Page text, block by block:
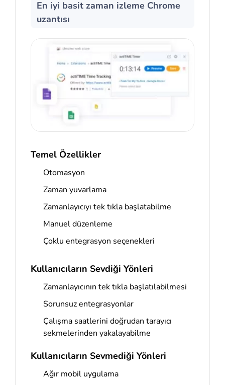
En iyi basit zaman izleme Chrome
uzantısı
Temel Özellikler
Otomasyon
Zaman yuvarlama
Zamanlayıcıyı tek tıkla başlatabilme
Manuel düzenleme
Çoklu entegrasyon seçenekleri
Kullanıcıların Sevdiği Yönleri
Zamanlayıcının tek tıkla başlatılabilmesi
Sorunsuz entegrasyonlar
Çalışma saatlerini doğrudan tarayıcı
sekmelerinden yakalayabilme
Kullanıcıların Sevmediği Yönleri
Ağır mobil uygulama